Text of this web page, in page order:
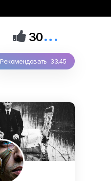
 30...
Рекомендовать 33.45